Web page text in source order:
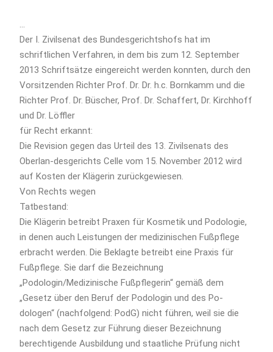
…
Der I. Zivilsenat des Bundesgerichtshofs hat im
schriftlichen Verfahren, in dem bis zum 12. September
2013 Schriftsätze eingereicht werden konnten, durch den
Vorsitzenden Richter Prof. Dr. Dr. h.c. Bornkamm und die
Richter Prof. Dr. Büscher, Prof. Dr. Schaffert, Dr. Kirchhoff
und Dr. Löffler
für Recht erkannt:
Die Revision gegen das Urteil des 13. Zivilsenats des
Oberlan-desgerichts Celle vom 15. November 2012 wird
auf Kosten der Klägerin zurückgewiesen.
Von Rechts wegen
Tatbestand:
Die Klägerin betreibt Praxen für Kosmetik und Podologie,
in denen auch Leistungen der medizinischen Fußpflege
erbracht werden. Die Beklagte betreibt eine Praxis für
Fußpflege. Sie darf die Bezeichnung
„Podologin/Medizinische Fußpflegerin“ gemäß dem
„Gesetz über den Beruf der Podologin und des Po-
dologen“ (nachfolgend: PodG) nicht führen, weil sie die
nach dem Gesetz zur Führung dieser Bezeichnung
berechtigende Ausbildung und staatliche Prüfung nicht